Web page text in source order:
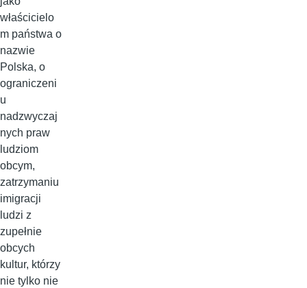
właścicielo
m państwa o
nazwie
Polska, o
ograniczeni
u
nadzwyczaj
nych praw
ludziom
obcym,
zatrzymaniu
imigracji
ludzi z
zupełnie
obcych
kultur, którzy
nie tylko nie